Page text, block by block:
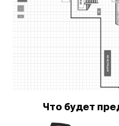
Что будет